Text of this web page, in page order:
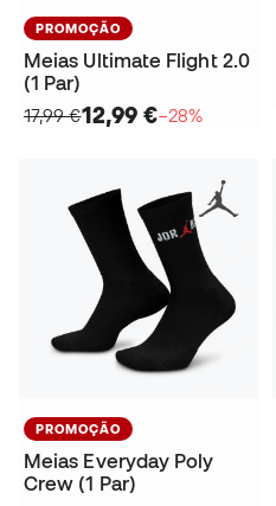
PROMOÇÃO
Meias Ultimate Flight 2.0
(1 Par)
17,99 €12,99 €−28%
PROMOÇÃO
Meias Everyday Poly
Crew (1 Par)